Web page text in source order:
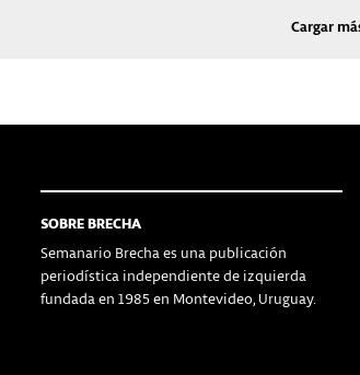
Cargar
SOBRE BRECHA
Semanario Brecha es una publicación
periodística independiente de izquierda
fundada en 1985 en Montevideo, Uruguay.